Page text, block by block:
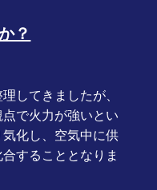
？
してきましたが、
で火力が強いとい
化し、空気中に供
することとなりま